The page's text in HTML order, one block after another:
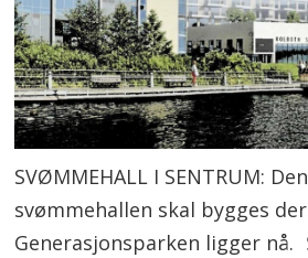
SVØMMEHALL I SENTRUM:
svømmehallen skal bygges der
Generasjonsparken ligger nå.